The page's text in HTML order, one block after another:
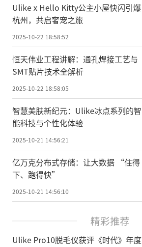
Ulike x Hello Kitty公主小屋快闪引爆
杭州，共启奢宠之旅
2025-10-22 18:58:52
恒天伟业工程讲解：通孔焊接工艺与
SMT贴片技术全解析
2025-10-22 18:58:05
智慧美肤新纪元：Ulike冰点系列的智
能科技与个性化体验
2025-10-21 14:56:21
亿万克分布式存储：让大数据 “住得
下、跑得快” ​
2025-10-21 14:56:10
精彩推荐
Ulike Pro10脱毛仪获评《时代》年度